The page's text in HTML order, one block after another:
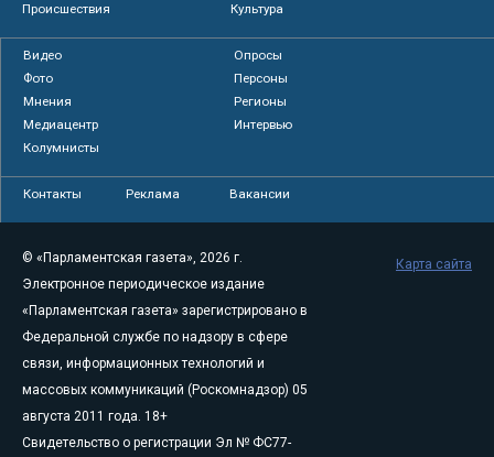
Происшествия
Культура
Видео
Опросы
Фото
Персоны
Мнения
Регионы
Медиацентр
Интервью
Колумнисты
Контакты Реклама Вакансии
© «Парламентская газета», 2026 г.
Электронное периодическое издание
«Парламентская газета» зарегистрировано в
Федеральной службе по надзору в сфере
связи, информационных технологий и
массовых коммуникаций (Роскомнадзор) 05
августа 2011 года. 18+
Свидетельство о регистрации Эл № ФС77-
Карта сайта